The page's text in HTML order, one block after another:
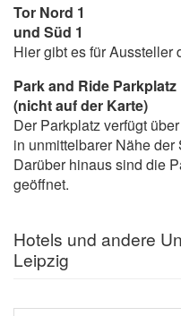
Tor Nord 1
und Süd 1
Hier gibt es für Aussteller
Park and Ride Parkplatz
(nicht auf der Karte)
Der Parkplatz verfügt
in unmittelbarer Nähe
Darüber hinaus sind die
geöffnet.
Hotels und andere
Leipzig